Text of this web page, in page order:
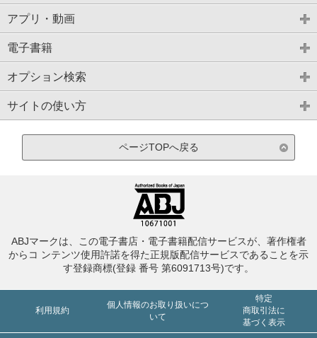
アプリ・動画
電子書籍
オプション検索
サイトの使い方
ページTOPへ戻る
ABJマークは、この電子書店・電子書籍配信サービスが、著作権者
からコ ンテンツ使用許諾を得た正規版配信サービスであることを示
す登録商標(登録 番号 第6091713号)です。
利用規約
個人情報のお取り扱いにつ
いて
特定
商取引法に
基づく表示